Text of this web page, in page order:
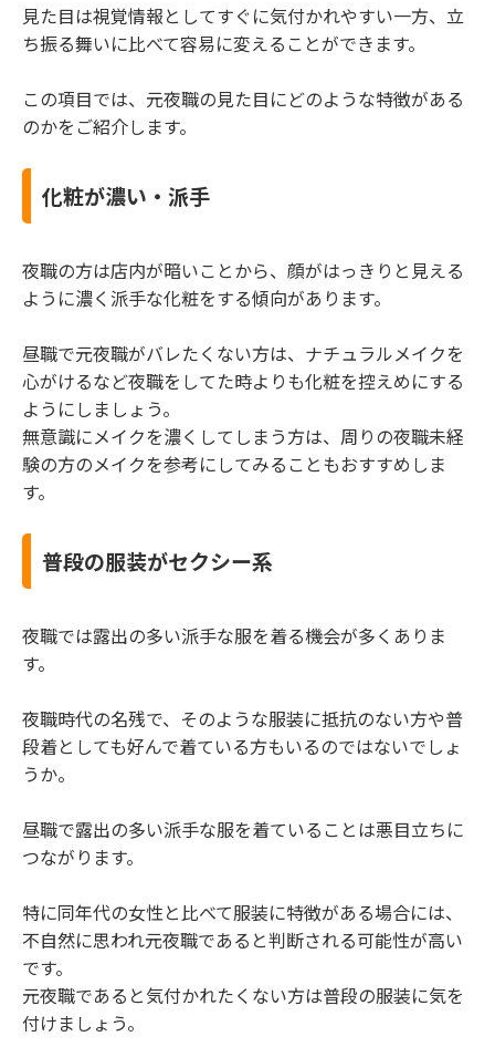
見た目は視覚情報としてすぐに気付かれやすい一方、立
ち振る舞いに比べて容易に変えることができます。
この項目では、元夜職の見た目にどのような特徴がある
のかをご紹介します。
化粧が濃い・派手
夜職の方は店内が暗いことから、顔がはっきりと見える
ように濃く派手な化粧をする傾向があります。
昼職で元夜職がバレたくない方は、ナチュラルメイクを
心がけるなど夜職をしてた時よりも化粧を控えめにする
ようにしましょう。
無意識にメイクを濃くしてしまう方は、周りの夜職未経
験の方のメイクを参考にしてみることもおすすめしま
す。
普段の服装がセクシー系
夜職では露出の多い派手な服を着る機会が多くありま
す。
夜職時代の名残で、そのような服装に抵抗のない方や普
段着としても好んで着ている方もいるのではないでしょ
うか。
昼職で露出の多い派手な服を着ていることは悪目立ちに
つながります。
特に同年代の女性と比べて服装に特徴がある場合には、
不自然に思われ元夜職であると判断される可能性が高い
です。
元夜職であると気付かれたくない方は普段の服装に気を
付けましょう。